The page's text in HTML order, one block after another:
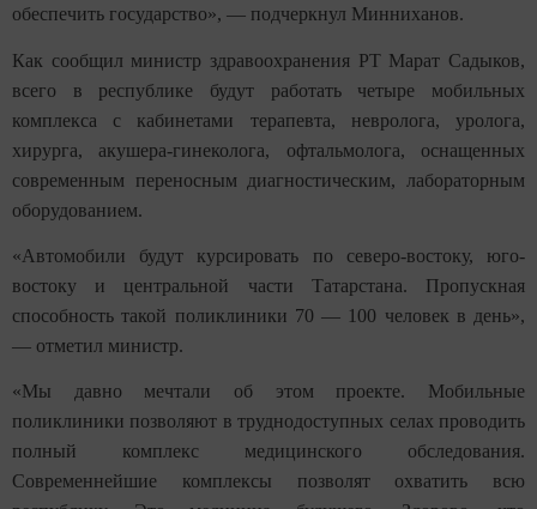
обеспечить государство», — подчеркнул Минниханов.
Как сообщил министр здравоохранения РТ Марат Садыков,
всего в республике будут работать четыре мобильных
комплекса с кабинетами терапевта, невролога, уролога,
хирурга, акушера-гинеколога, офтальмолога, оснащенных
современным переносным диагностическим, лабораторным
оборудованием.
«Автомобили будут курсировать по северо-востоку, юго-
востоку и центральной части Татарстана. Пропускная
способность такой поликлиники 70 — 100 человек в день»,
— отметил министр.
«Мы давно мечтали об этом проекте. Мобильные
поликлиники позволяют в труднодоступных селах проводить
полный комплекс медицинского обследования.
Современнейшие комплексы позволят охватить всю